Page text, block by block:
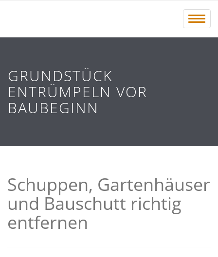
Menü
GRUNDSTÜCK
ENTRÜMPELN VOR
BAUBEGINN
Schuppen, Gartenhäuser
und Bauschutt richtig
entfernen